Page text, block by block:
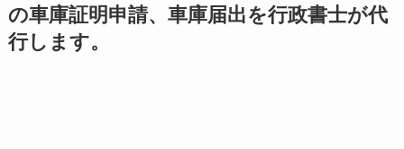
の車庫証明申請、車庫届出を行政書士が代
行します。